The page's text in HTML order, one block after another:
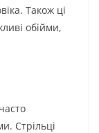
Також ці
обійми,
Стрільці